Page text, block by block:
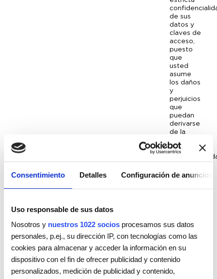
Consentimiento Detalles Configuración de anuncios
Uso responsable de sus datos
Nosotros y nuestros 1022 socios procesamos sus datos
personales, p.ej., su dirección IP, con tecnologías como las
cookies para almacenar y acceder la información en su
dispositivo con el fin de ofrecer publicidad y contenido
personalizados, medición de publicidad y contenido,
de sus
datos y
claves de
acceso,
puesto
que
usted
asume
los daños
y
perjuicios
que
puedan
derivarse
de la
violación
de dicha
COSBAR se reserva
el derecho a
bloquear o eliminar la
cuenta de aquellos
expuestas o de
condiciones
generales que le
fueran de aplicación
fueran de especial
gravedad o